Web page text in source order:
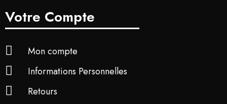
Votre Compte
Mon compte
Informations Personnelles
Retours